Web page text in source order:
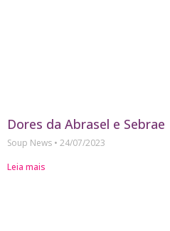
Dores da Abrasel e Sebrae
Soup News
24/07/2023
Leia mais